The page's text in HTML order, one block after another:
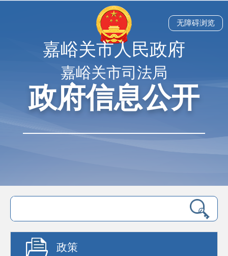
嘉峪关市人民政府
嘉峪关市司法局
政府信息公开
无障碍浏览
政策